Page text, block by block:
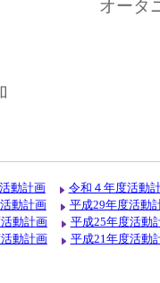
オータ
動計画
令和４年度活動
動計画
平成29年度活動
動計画
平成25年度活動
動計画 平成21年度活動